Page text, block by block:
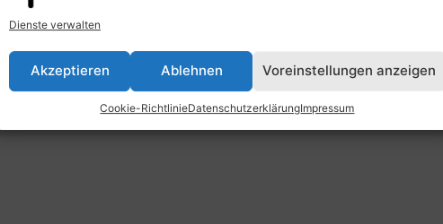
Dienste verwalten
Akzeptieren Ablehnen Voreinstellungen anzeigen
Cookie-RichtlinieDatenschutzerklärungImpressum
Datenschutzerklärung Widerrufsbelehrung